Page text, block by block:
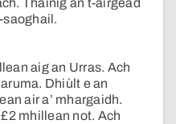
Thàinig an t-airgead
saoghail.
aig an Urras. Ach
Dhiùlt e an
air a’ mhargaidh.
mhillean not. Ach